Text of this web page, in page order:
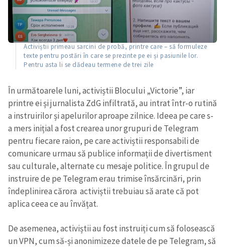
Activiștii primeau sarcini de probă, printre care – să formuleze
texte pentru postări în care se prezinte pe ei și pasiunile lor.
Pentru asta li se dădeau termene de trei zile
În următoarele luni, activiștii Blocului „Victorie”, iar
printre ei și jurnalista ZdG infiltrată, au intrat într-o rutină
a instruirilor și apelurilor aproape zilnice. Ideea pe care s-
a mers inițial a fost crearea unor grupuri de Telegram
pentru fiecare raion, pe care activiștii responsabili de
comunicare urmau să publice informații de divertisment
sau culturale, alternate cu mesaje politice. În grupul de
instruire de pe Telegram erau trimise însărcinări, prin
îndeplinirea cărora activiștii trebuiau să arate că pot
aplica ceea ce au învățat.
De asemenea, activiștii au fost instruiți cum să folosească
un VPN, cum să-și anonimizeze datele de pe Telegram, să